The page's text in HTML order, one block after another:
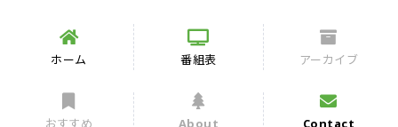
ホーム 番組表 アーカイブ
おすすめ About Contact